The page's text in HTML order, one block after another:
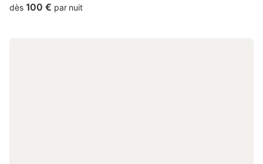
seating is also available at the guest house.
dès 100 € par nuit